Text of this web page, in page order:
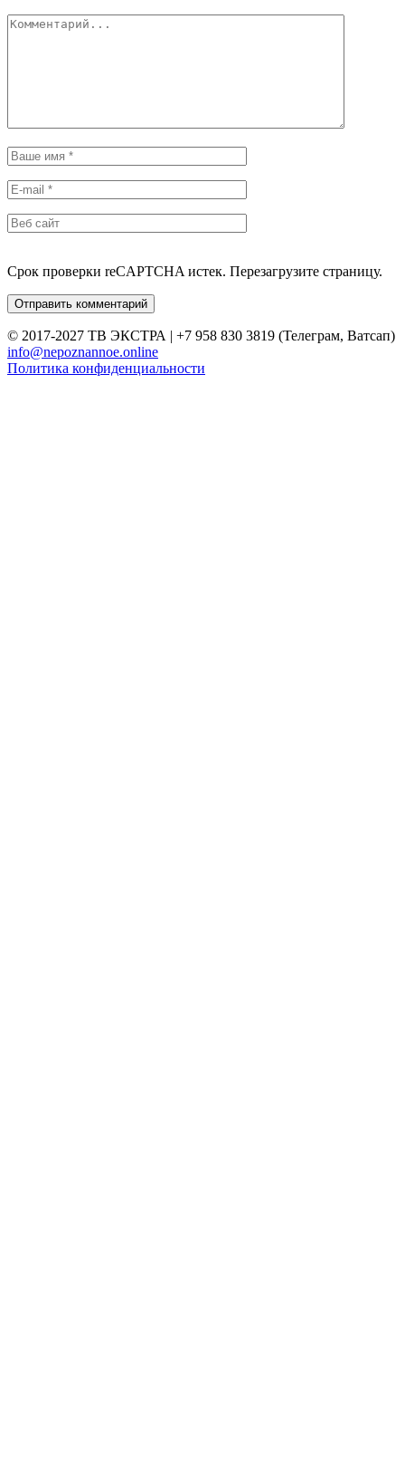
Срок проверки reCAPTCHA истек. Перезагрузите страницу.
© 2017-2027 ТВ ЭКСТРА | +7 958 830 3819 (Телеграм, Ватсап)
info@nepoznannoe.online
Политика конфиденциальности